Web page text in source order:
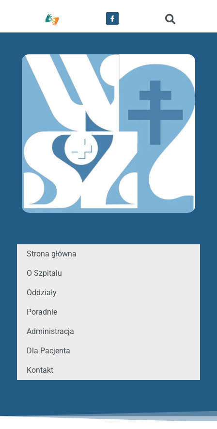
Strona główna
O Szpitalu
Oddziały
Poradnie
Administracja
Dla Pacjenta
Kontakt